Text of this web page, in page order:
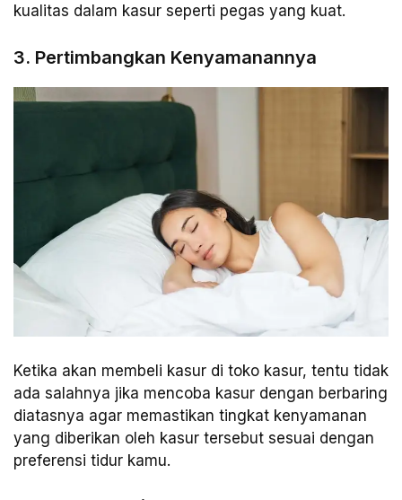
kualitas dalam kasur seperti pegas yang kuat.
3. Pertimbangkan Kenyamanannya
Ketika akan membeli kasur di toko kasur, tentu tidak
ada salahnya jika mencoba kasur dengan berbaring
diatasnya agar memastikan tingkat kenyamanan
yang diberikan oleh kasur tersebut sesuai dengan
preferensi tidur kamu.